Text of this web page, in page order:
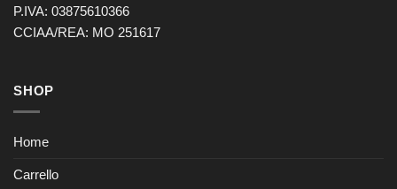
P.IVA: 03875610366
CCIAA/REA: MO 251617
SHOP
Home
Carrello